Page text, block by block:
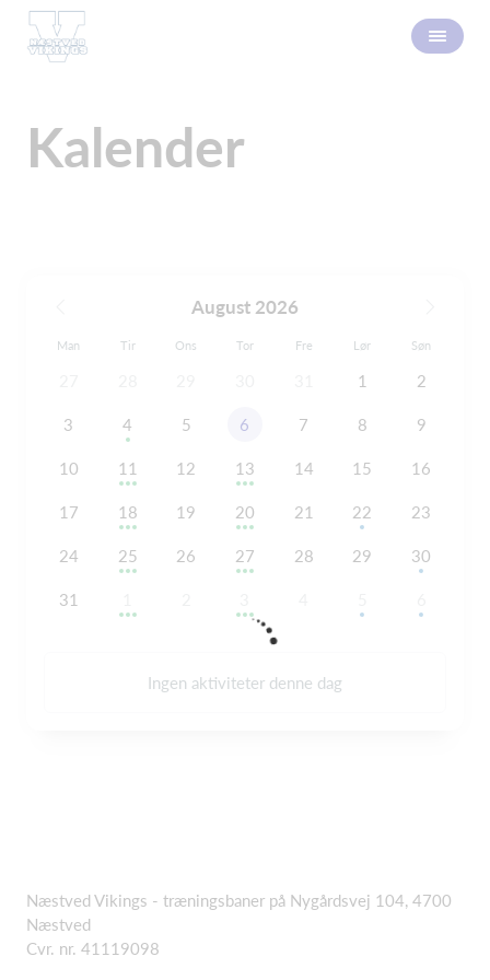
Kalender
August 2026
Man Tir Ons Tor Fre Lør Søn
1 2
3 4 5 6 7 8 9
10 11 12 13 14 15 16
17 18 19 20 21 22 23
24 25 26 27 28 29 30
31
Ingen aktiviteter denne dag
Næstved Vikings - træningsbaner på Nygårdsvej 104, 4700
Næstved
Cvr. nr. 41119098